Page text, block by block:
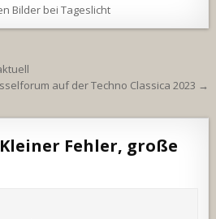
Bilder bei Tageslicht
auf der Techno Classica 2023 →
Kleiner Fehler, große